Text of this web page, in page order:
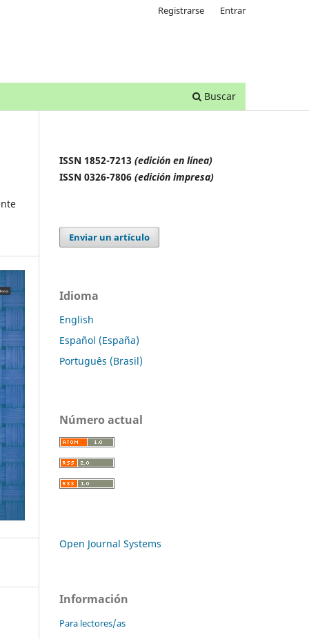
Buscar
Registrarse Entrar
ISSN 1852-7213 (edición en línea)
ISSN 0326-7806 (edición impresa)
Enviar un artículo
Idioma
English
Español (España)
Português (Brasil)
Número actual
Open Journal Systems
Información
Para lectores/as